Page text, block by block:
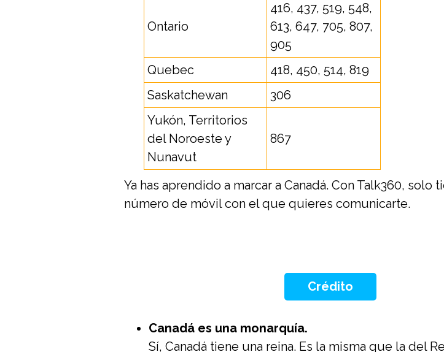
Ontario
416, 437, 519, 548,
613, 647, 705, 807,
905
Quebec
418, 450, 514, 819
Saskatchewan
306
Yukón, Territorios
del Noroeste y
Nunavut
867
Ya has aprendido a marcar a Canadá. Con Talk360,
número de móvil con el que quieres comunicarte.
Crédito
Canadá es una monarquía.
Sí, Canadá tiene una reina. Es la misma que la del